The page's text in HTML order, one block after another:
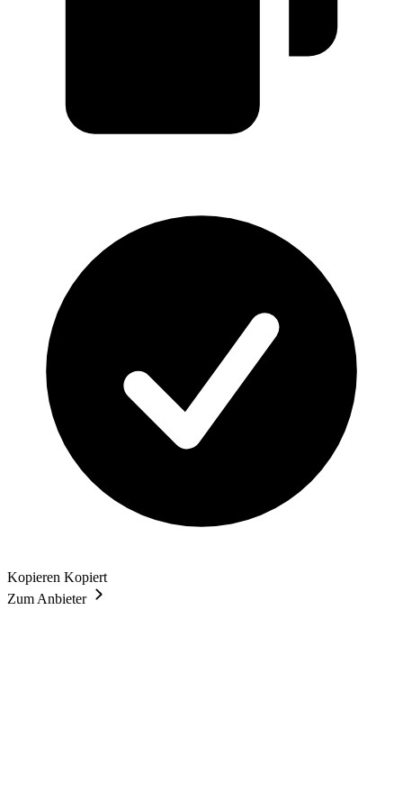
Kopieren Kopiert
Zum Anbieter